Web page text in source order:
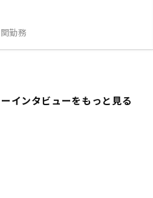
勤務
インタビューをもっと見る